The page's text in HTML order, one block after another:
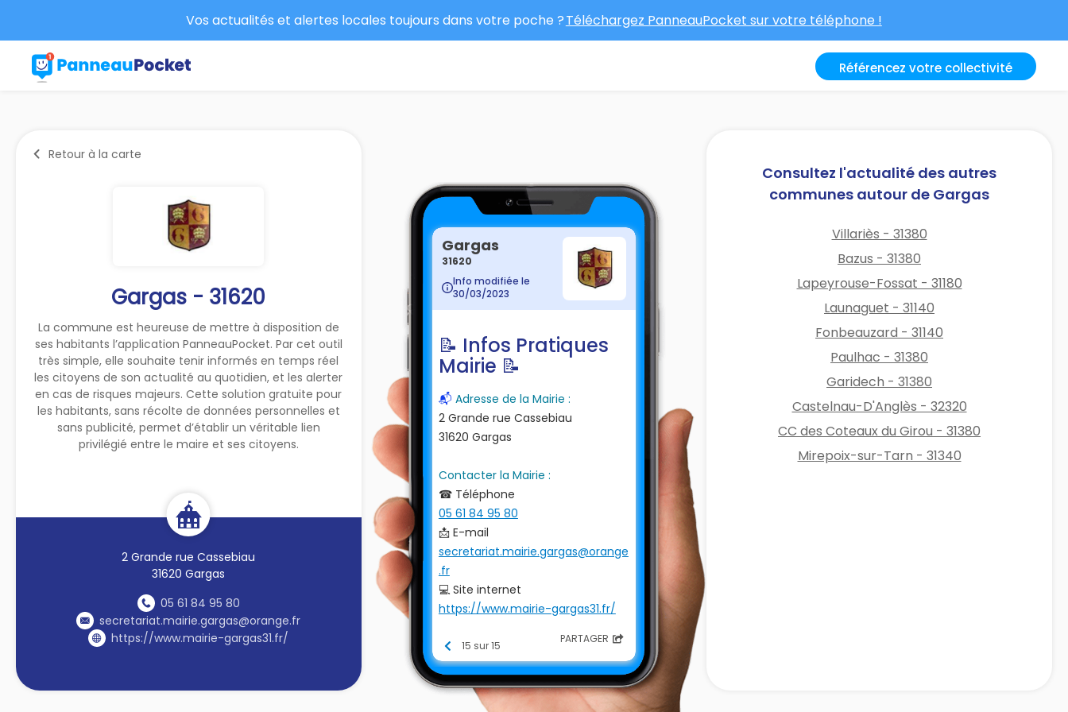
Vos actualités et alertes locales toujours dans votre poche ?Téléchargez PanneauPocket sur votre téléphone !
Référencez votre collectivité
Retour à la carte
Gargas - 31620
La commune est heureuse de mettre à disposition de
ses habitants l’application PanneauPocket. Par cet outil
très simple, elle souhaite tenir informés en temps réel
les citoyens de son actualité au quotidien, et les alerter
en cas de risques majeurs. Cette solution gratuite pour
les habitants, sans récolte de données personnelles et
sans publicité, permet d’établir un véritable lien
privilégié entre le maire et ses citoyens.
2 Grande rue Cassebiau
31620 Gargas
05 61 84 95 80
secretariat.mairie.gargas@orange.fr
https://www.mairie-gargas31.fr/
Gargas
31620
Info modifiée le
30/03/2023
📝 Infos Pratiques
Mairie 📝
📬 Adresse de la Mairie :
2 Grande rue Cassebiau
31620 Gargas
Contacter la Mairie :
☎ Téléphone
05 61 84 95 80
📩 E-mail
secretariat.mairie.gargas@orange
.fr
💻 Site internet
https://www.mairie-gargas31.fr/
Lundi de 14h à 17h
Mardi de 16h à 19h
Jeudi de 14h à 17h
Vendredi de 9h à 12h
15 sur 15 PARTAGER
Consultez l'actualité des autres
communes autour de Gargas
Villariès - 31380
Bazus - 31380
Lapeyrouse-Fossat - 31180
Launaguet - 31140
Fonbeauzard - 31140
Paulhac - 31380
Garidech - 31380
Castelnau-D'Anglès - 32320
CC des Coteaux du Girou - 31380
Mirepoix-sur-Tarn - 31340